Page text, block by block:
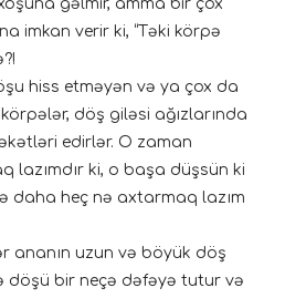
gəlmir, amma bir çox
imkan verir ki, “Təki körpə
hiss etməyən və ya çox da
döş giləsi ağızlarında
edirlər. O zaman
lazımdır ki, o başa düşsün ki
daha heç nə axtarmaq lazım
ananın uzun və böyük döş
döşü bir neçə dəfəyə tutur və